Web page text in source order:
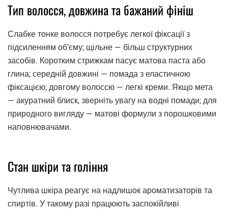
Тип волосся, довжина та бажаний фініш
Слабке тонке волосся потребує легкої фіксації з
підсиленням об’єму; щільне — більш структурних
засобів. Коротким стрижкам пасує матова паста або
глина; середній довжині — помада з еластичною
фіксацією; довгому волоссю — легкі креми. Якщо мета
— акуратний блиск, зверніть увагу на водні помади; для
природного вигляду — матові формули з порошковими
наповнювачами.
Стан шкіри та гоління
Чутлива шкіра реагує на надлишок ароматизаторів та
спиртів. У такому разі працюють заспокійливі